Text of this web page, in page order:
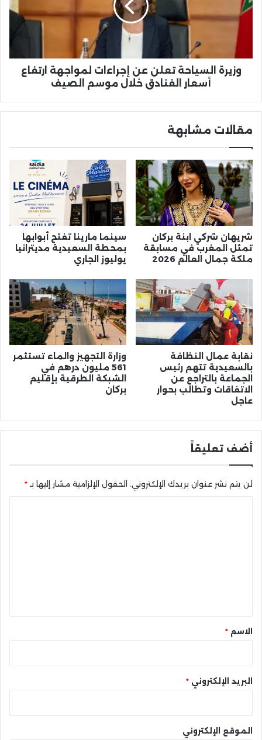
إجراءات
لمواجهة
ارتفاع
أسعار
الفنادق
خلالوزيرة السياحة تعلن عن إجراءات لمواجهة ارتفاع
أسعار الفنادق خلال موسم الصيف
مقالات مشابهة
شريهان شركي ابنة بركان
تمثل المغرب في مسابقة
ملكة جمال العالم 2026
سينما مارينا تفتح أبوابها
بمحطة السعيدية مديترانيا
يوليوز الجاري
نقابة عمال النظافة
بالسعيدية تتهم رئيس
الجماعة بالتراجع عن
الاتفاقات وتطالب بحوار
عاجل
وزارة التجهيز والماء تستثمر
561 مليون درهم في
الشبكة الطرقية بإقليم
بركان
أضف تعليقاً
لن يتم نشر عنوان بريدك الإلكتروني. الحقول الإلزامية مشار إليها بـ *
* الاسم *
البريد الإلكتروني *
الموقع الإلكتروني